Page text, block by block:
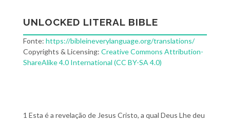
UNLOCKED LITERAL BIBLE
Fonte: https://bibleineverylanguage.org/translations/
Copyrights & Licensing: Creative Commons Attribution-
ShareAlike 4.0 International (CC BY-SA 4.0)
1 Esta é a revelação de Jesus Cristo, a qual Deus Lhe deu